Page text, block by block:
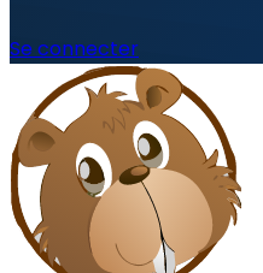
Se connecter